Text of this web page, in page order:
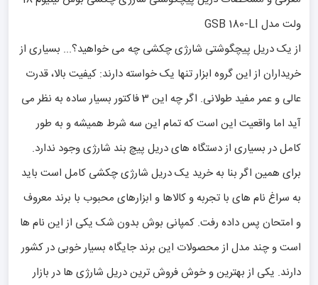
ولت مدل GSB 180-LI
از یک دریل پیچگوشتی شارژی چکشی چه می خواهید؟... بسیاری از
خریداران از این گروه ابزار تنها یک خواسته دارند: کیفیت بالا، قدرت
عالی و عمر مفید طولانی. اگر چه این 3 فاکتور بسیار ساده به نظر می
آید اما واقعیت این است که تمام این سه شرط همیشه و به طور
کامل در بسیاری از دستگاه های دریل پیچ بند شارژی وجود ندارد.
برای همین اگر بنا به خرید یک دریل شارژی چکشی کامل است باید
به سراغ نام های با تجربه و کالاها و ابزارهای محبوب با برند معروف
و امتحان پس داده رفت. کمپانی بوش بدون شک یکی از این نام ها
است و چند مدل از محصولات این برند جایگاه بسیار خوبی در کشور
دارند. یکی از بهترین و خوش فروش ترین دریل شارژی ها در بازار